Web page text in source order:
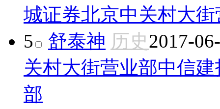
城证券北京中关村大
5
舒泰神 历史2017-
关村大街营业部中信
部